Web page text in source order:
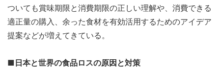
ついても賞味期限と消費期限の正しい理解や、消費できる
適正量の購入、余った食材を有効活用するためのアイデア
提案などが増えてきている。
■日本と世界の食品ロスの原因と対策